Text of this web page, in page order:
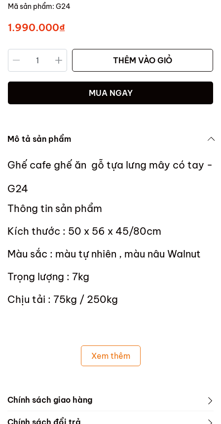
Mã sản phẩm: G24
1.990.000₫
THÊM VÀO GIỎ
MUA NGAY
Mô tả sản phẩm
Ghế cafe ghế ăn gỗ tựa lưng mây có tay -
G24
Thông tin sản phẩm
Kích thước : 50 x 56 x 45/80cm
Màu sắc : màu tự nhiên , màu nâu Walnut
Trọng lượng : 7kg
Chịu tải : 75kg / 250kg
Xem thêm
Chính sách giao hàng
Chính sách đổi trả